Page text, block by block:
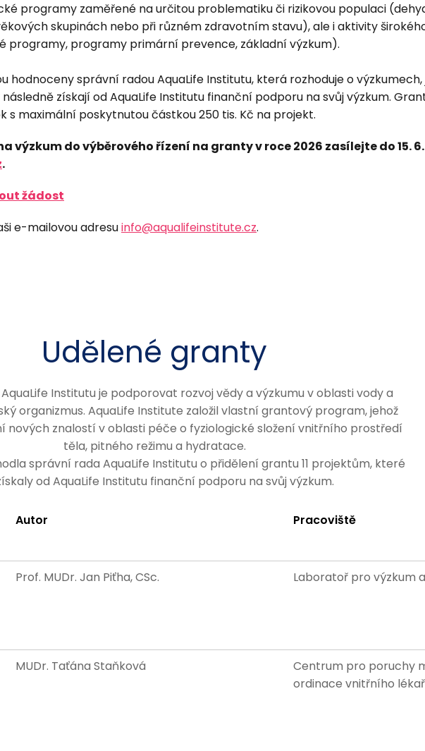
programy zaměřené na určitou problematiku či rizikovou populaci
skupinách nebo při různém zdravotním stavu), ale i aktivity
programy, programy primární prevence, základní výzkum).
hodnoceny správní radou AquaLife Institutu, která rozhoduje o výzkumech,
získají od AquaLife Institutu finanční podporu na svůj výzkum.
s maximální poskytnutou částkou 250 tis. Kč na projekt.
výzkum do výběrového řízení na granty v roce 2026 zasílejte do 15.
.
žádost
e-mailovou adresuinfo@aqualifeinstitute.cz.
Udělené granty
Institutu je podporovat rozvoj vědy a výzkumu v oblasti vody a
organizmus. AquaLife Institute založil vlastní grantový program, jehož
nových znalostí v oblasti péče o fyziologické složení vnitřního prostředí
těla, pitného režimu a hydratace.
správní rada AquaLife Institutu o přidělení grantu 11 projektům, které
od AquaLife Institutu finanční podporu na svůj výzkum.
Autor Pracoviště
Prof. MUDr. Jan Piťha, CSc. Laboratoř pro výzkum
MUDr. Taťána Staňková
Centrum pro poruchy
ordinace vnitřního